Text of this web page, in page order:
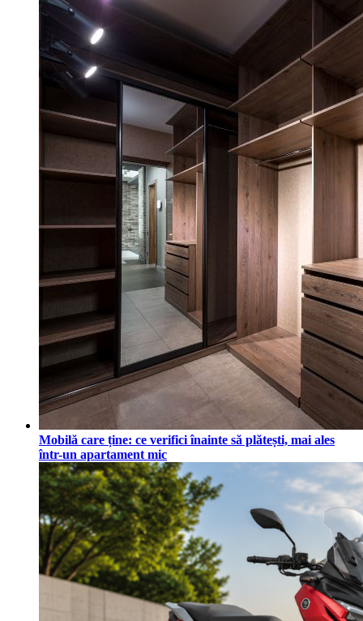
Mobilă care ține: ce verifici înainte să plătești, mai ales
într-un apartament mic